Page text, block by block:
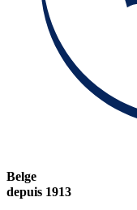
Belge
depuis 1913